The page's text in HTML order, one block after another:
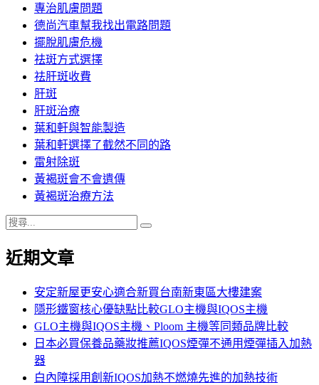
專治肌膚問題
德尚汽車幫我找出電路問題
擺脫肌膚危機
祛斑方式選擇
祛肝斑收費
肝斑
肝斑治療
葉和軒與智能製造
葉和軒選擇了截然不同的路
雷射除斑
黃褐斑會不會遺傳
黃褐斑治療方法
搜
關
近期文章
安定新屋更安心適合新買台南新東區大樓建案
隱形鐵窗核心優缺點比較GLO主機與IQOS主機
GLO主機與IQOS主機、Ploom 主機等同類品牌比較
日本必買保養品藥妝推薦IQOS煙彈不通用煙彈插入加熱
器
白內障採用創新IQOS加熱不燃燒先進的加熱技術